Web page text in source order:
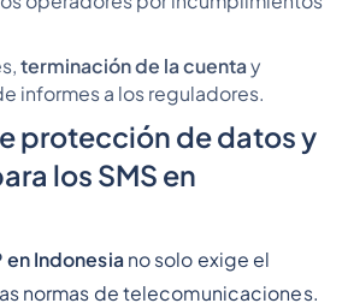
terminación de la cuenta y
informes a los reguladores.
protección de datos y
los SMS en
en Indonesiano solo exige el
normas de telecomunicaciones.